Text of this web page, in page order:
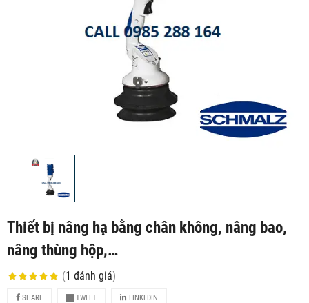
Thiết bị nâng hạ bằng chân không, nâng bao,
nâng thùng hộp,…
(1 đánh giá)
SHARE TWEET LINKEDIN